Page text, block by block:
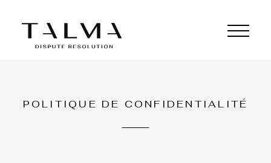
POLITIQUE DE CONFIDENTIALITÉ